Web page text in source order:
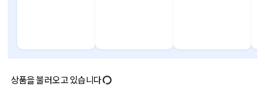
상품을 불러오고 있습니다